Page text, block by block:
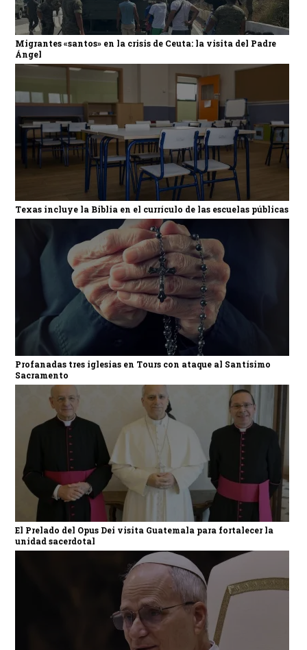
Migrantes «santos» en la crisis de Ceuta: la visita del Padre
Ángel
Texas incluye la Biblia en el currículo de las escuelas públicas
Profanadas tres iglesias en Tours con ataque al Santísimo
Sacramento
El Prelado del Opus Dei visita Guatemala para fortalecer la
unidad sacerdotal